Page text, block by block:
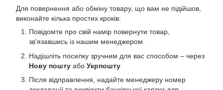
Для повернення або обміну товару, що вам не підійшов,
виконайте кілька простих кроків:
Повідомте про свій намір повернути товар,
зв'язавшись із нашим менеджером.
Надішліть посилку зручним для вас способом – через
Нову пошту або Укрпошту
Після відправлення, надайте менеджеру номер